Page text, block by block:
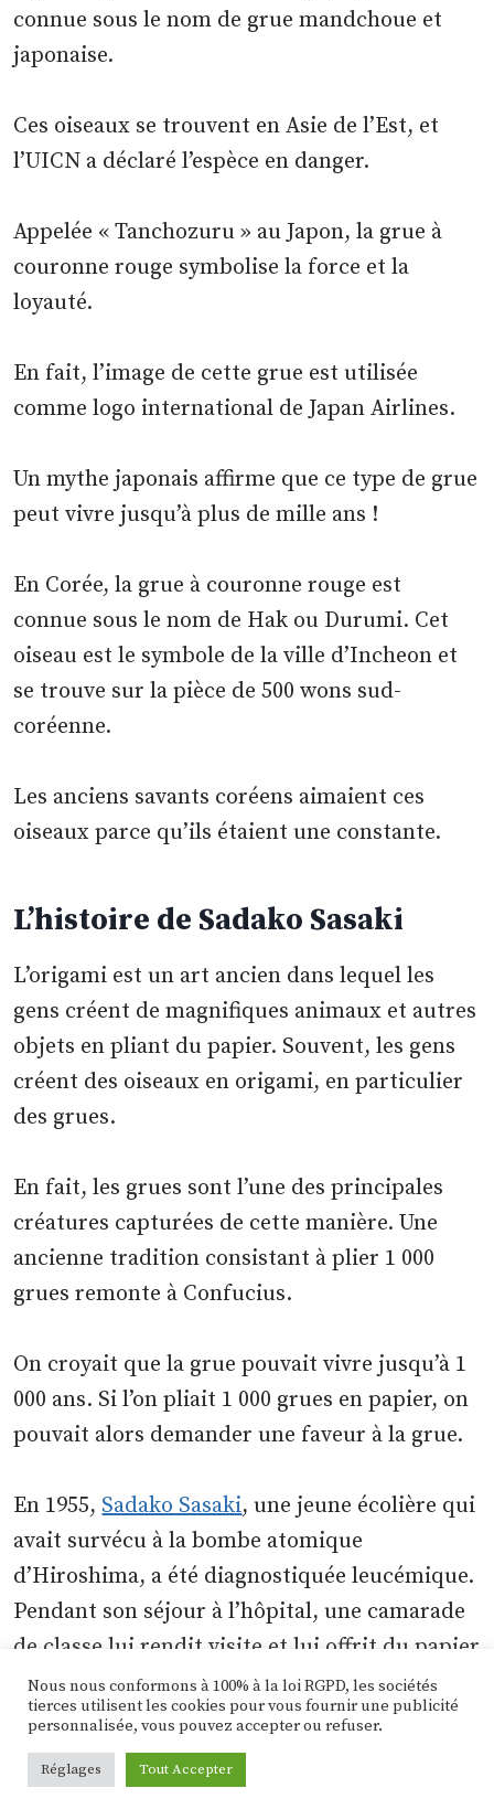
connue sous le nom de grue mandchoue et
japonaise.
Ces oiseaux se trouvent en Asie de l’Est, et
l’UICN a déclaré l’espèce en danger.
Appelée « Tanchozuru » au Japon, la grue à
couronne rouge symbolise la force et la
loyauté.
En fait, l’image de cette grue est utilisée
comme logo international de Japan Airlines.
Un mythe japonais affirme que ce type de grue
peut vivre jusqu’à plus de mille ans !
En Corée, la grue à couronne rouge est
connue sous le nom de Hak ou Durumi. Cet
oiseau est le symbole de la ville d’Incheon et
se trouve sur la pièce de 500 wons sud-
coréenne.
Les anciens savants coréens aimaient ces
oiseaux parce qu’ils étaient une constante.
L’histoire de Sadako Sasaki
L’origami est un art ancien dans lequel les
gens créent de magnifiques animaux et autres
objets en pliant du papier. Souvent, les gens
créent des oiseaux en origami, en particulier
des grues.
En fait, les grues sont l’une des principales
créatures capturées de cette manière. Une
ancienne tradition consistant à plier 1 000
grues remonte à Confucius.
On croyait que la grue pouvait vivre jusqu’à 1
000 ans. Si l’on pliait 1 000 grues en papier, on
pouvait alors demander une faveur à la grue.
En 1955, Sadako Sasaki, une jeune écolière qui
avait survécu à la bombe atomique
d’Hiroshima, a été diagnostiquée leucémique.
Pendant son séjour à l’hôpital, une camarade
de classe lui rendit visite et lui offrit du papier
à origami.
L’amie a parlé à Sadako de la grue et du fait
qu’elle représente la chance. La petite fille
Nous nous conformons à 100% à la loi RGPD, les sociétés
tierces utilisent les cookies pour vous fournir une publicité
personnalisée, vous pouvez accepter ou refuser.
Réglages Tout Accepter